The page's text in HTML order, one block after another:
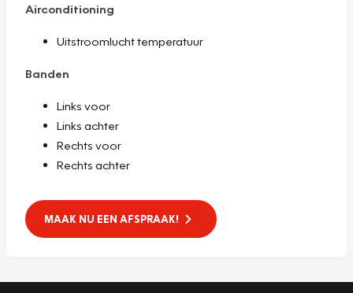
Airconditioning
Uitstroomlucht temperatuur
Banden
Links voor
Links achter
Rechts voor
Rechts achter
MAAK NU EEN AFSPRAAK!